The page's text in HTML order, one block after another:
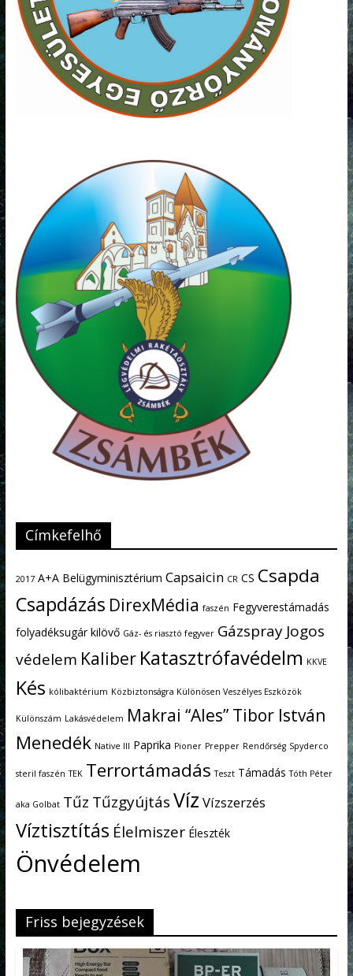
Címkefelhő
2017 A+A Belügyminisztérium Capsaicin CR CS Csapda
Csapdázás DirexMédia faszén Fegyverestámadás
folyadéksugár kilövő Gáz- és riasztó fegyver Gázspray Jogos
védelem Kaliber Katasztrófavédelm KKVE
Kés kólibaktérium Közbiztonságra Különösen Veszélyes Eszközök
Különszám Lakásvédelem Makrai “Ales” Tibor István
Menedék Native III Paprika Pioner Prepper Rendőrség Spyderco
steril faszén TEK Terrortámadás Teszt Támadás Tóth Péter
aka Golbat Tűz TűzgyújtásVíz Vízszerzés
Víztisztítás Élelmiszer Éleszték
Önvédelem
Friss bejegyzések